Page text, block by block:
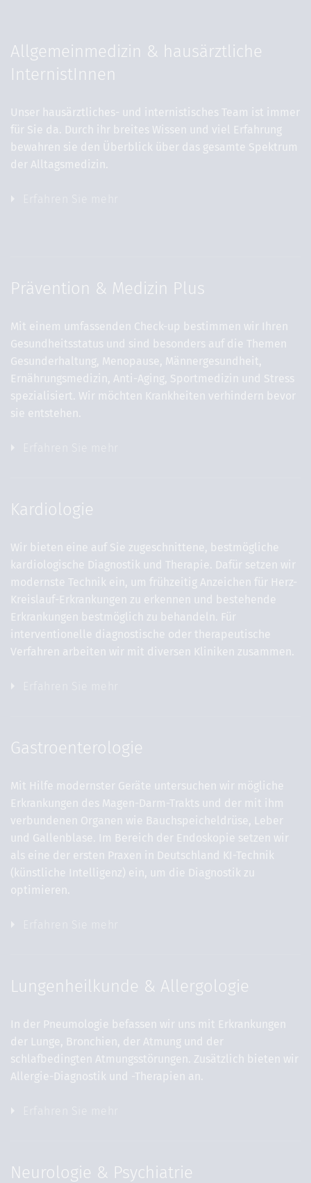
Allgemeinmedizin & hausärztliche
InternistInnen
Unser hausärztliches- und internistisches Team ist immer
für Sie da. Durch ihr breites Wissen und viel Erfahrung
bewahren sie den Überblick über das gesamte Spektrum
der Alltagsmedizin.
Prävention & Medizin Plus
Mit einem umfassenden Check-up bestimmen wir Ihren
Gesundheitsstatus und sind besonders auf die Themen
Gesunderhaltung, Menopause, Männergesundheit,
Ernährungsmedizin, Anti-Aging, Sportmedizin und Stress
spezialisiert. Wir möchten Krankheiten verhindern bevor
sie entstehen.
Kardiologie
Wir bieten eine auf Sie zugeschnittene, bestmögliche
kardiologische Diagnostik und Therapie. Dafür setzen wir
modernste Technik ein, um frühzeitig Anzeichen für Herz-
Kreislauf-Erkrankungen zu erkennen und bestehende
Erkrankungen bestmöglich zu behandeln. Für
interventionelle diagnostische oder therapeutische
Verfahren arbeiten wir mit diversen Kliniken zusammen.
Gastroenterologie
Mit Hilfe modernster Geräte untersuchen wir mögliche
Erkrankungen des Magen-Darm-Trakts und der mit ihm
verbundenen Organen wie Bauchspeicheldrüse, Leber
und Gallenblase. Im Bereich der Endoskopie setzen wir
als eine der ersten Praxen in Deutschland KI-Technik
(künstliche Intelligenz) ein, um die Diagnostik zu
optimieren.
Lungenheilkunde & Allergologie
In der Pneumologie befassen wir uns mit Erkrankungen
der Lunge, Bronchien, der Atmung und der
schlafbedingten Atmungsstörungen. Zusätzlich bieten wir
Allergie-Diagnostik und -Therapien an.
Neurologie & Psychiatrie